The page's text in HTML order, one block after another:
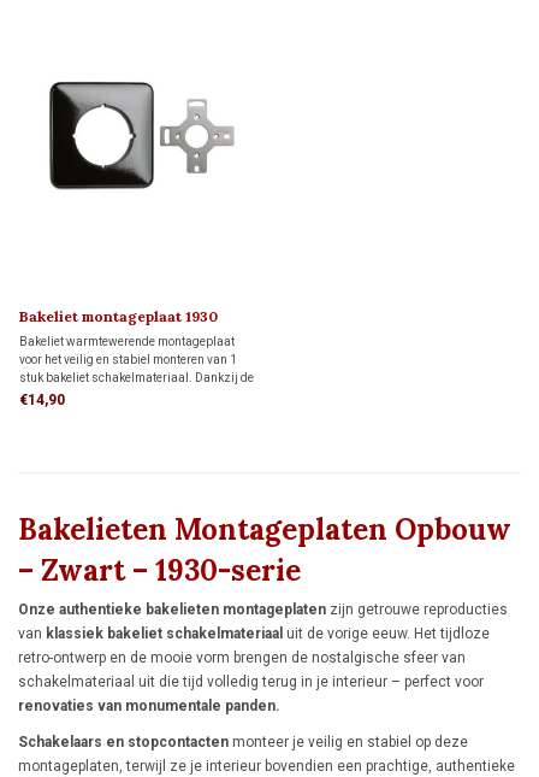
Bakeliet montageplaat 1930
Bakeliet warmtewerende montageplaat
voor het veilig en stabiel monteren van 1
stuk bakeliet schakelmateriaal. Dankzij de
bijgeleverde adapter past deze
€14,90
Bakelieten Montageplaten Opbouw
– Zwart – 1930-serie
Onze authentieke bakelieten montageplaten zijn getrouwe reproducties
van klassiek bakeliet schakelmateriaal uit de vorige eeuw. Het tijdloze
retro-ontwerp en de mooie vorm brengen de nostalgische sfeer van
schakelmateriaal uit die tijd volledig terug in je interieur – perfect voor
renovaties van monumentale panden.
Schakelaars en stopcontacten monteer je veilig en stabiel op deze
montageplaten, terwijl ze je interieur bovendien een prachtige, authentieke